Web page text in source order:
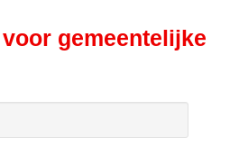
gemeentelijke